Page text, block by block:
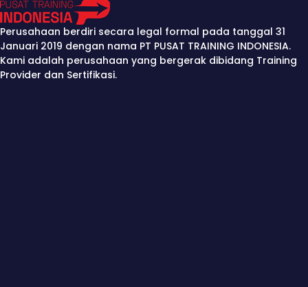
Perusahaan berdiri secara legal formal pada tanggal 31
Januari 2019 dengan nama PT PUSAT TRAINING INDONESIA.
Kami adalah perusahaan yang bergerak dibidang Training
Provider dan Sertifikasi.